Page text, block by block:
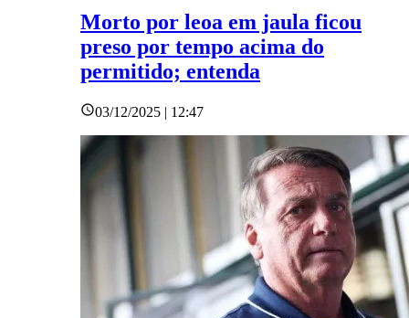
Morto por leoa em jaula ficou
preso por tempo acima do
permitido; entenda
03/12/2025 | 12:47